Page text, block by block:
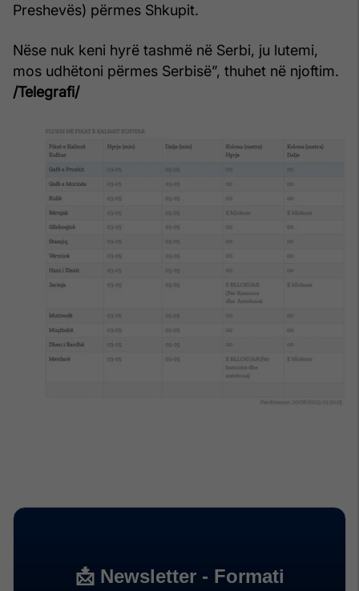
Preshevës) përmes Shkupit.
Nëse nuk keni hyrë tashmë në Serbi, ju lutemi,
mos udhëtoni përmes Serbisë”, thuhet në njoftim.
/Telegrafi/